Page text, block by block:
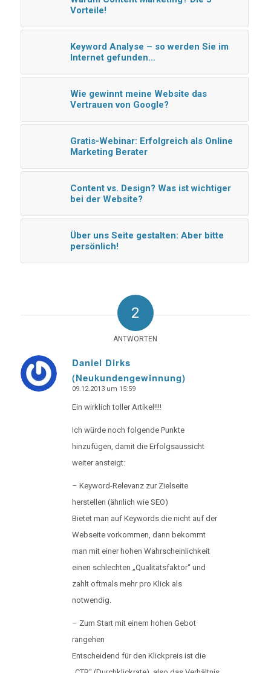
Vorteile!
Keyword Analyse – so werden Sie im
Internet gefunden…
Wie gewinnt meine Website das
Vertrauen von Google?
Gratis-Webinar: Erfolgreich als Online
Marketing Berater
Content vs. Design? Was ist wichtiger
bei der Website?
Über uns Seite gestalten: Aber bitte
persönlich!
2
ANTWORTEN
Daniel Dirks
(Neukundengewinnung)
says:
09.12.2013 um 15:59
Ein wirklich toller Artikel!!!!
Ich würde noch folgende Punkte
hinzufügen, damit die Erfolgsaussicht
weiter ansteigt:
– Keyword-Relevanz zur Zielseite
herstellen (ähnlich wie SEO)
Bietet man auf Keywords die nicht auf der
Webseite vorkommen, dann bekommt
man mit einer hohen Wahrscheinlichkeit
einen schlechten „Qualitätsfaktor“ und
zahlt oftmals mehr pro Klick als
notwendig.
– Zum Start mit einem hohen Gebot
rangehen
Entscheidend für den Klickpreis ist die